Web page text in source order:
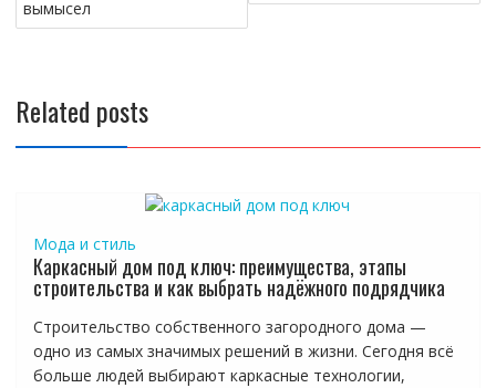
записям
вымысел
Related posts
Мода и стиль
Каркасный дом под ключ: преимущества, этапы
строительства и как выбрать надёжного подрядчика
Строительство собственного загородного дома —
одно из самых значимых решений в жизни. Сегодня всё
больше людей выбирают каркасные технологии,